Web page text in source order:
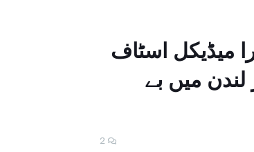
میڈیکل اسٹاف
لندن میں بے
2